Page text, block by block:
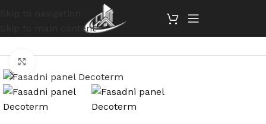
Skip to main content
Fasadni paneli/Fasadni panel Decoterm - Etno